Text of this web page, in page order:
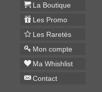
La Boutique
Les Promo
Les Raretés
Mon compte
Ma Whishlist
Contact